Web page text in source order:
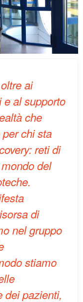
ai
e al supporto
che
chi sta
reti di
del
di
nel gruppo
stiamo
dei pazienti,